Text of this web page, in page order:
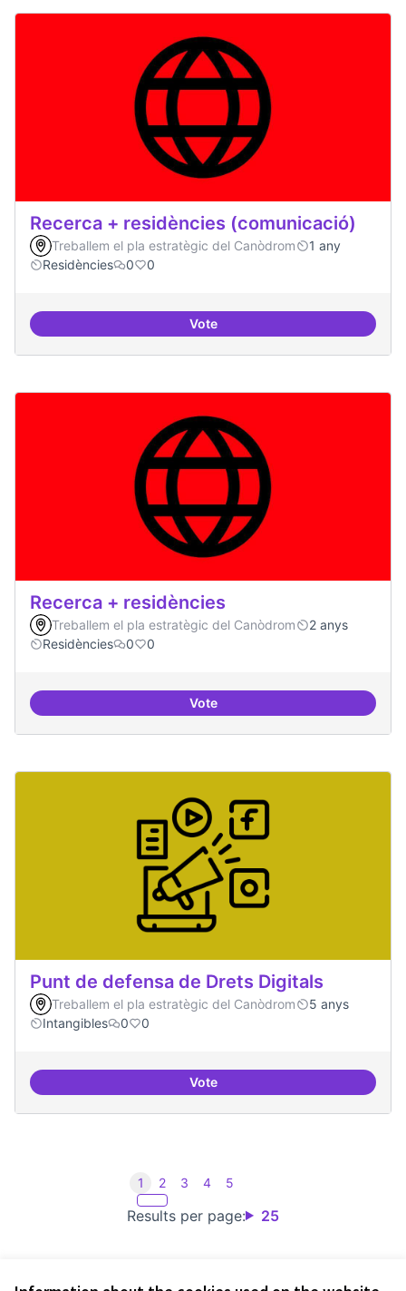
Recerca + residències (comunicació)
Treballem el pla estratègic del Canòdrom
1 any
Residències
0 0
VoteRecerca + residències
Recerca + residències
Treballem el pla estratègic del Canòdrom
2 anys
Residències
0 0
VoteRecerca + residències
Punt de defensa de Drets Digitals
Treballem el pla estratègic del Canòdrom
5 anys
Intangibles
0 0
VotePunt de defensa de Drets Digitals
Results per page: 25
1 2 3 4 5